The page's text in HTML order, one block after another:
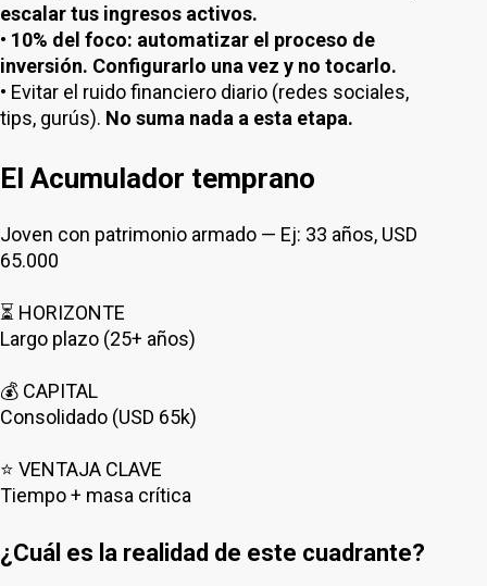
escalar tus ingresos activos.
• 10% del foco: automatizar el proceso de
inversión. Configurarlo una vez y no tocarlo.
• Evitar el ruido financiero diario (redes sociales,
tips, gurús). No suma nada a esta etapa.
El Acumulador temprano
Joven con patrimonio armado — Ej: 33 años, USD
65.000
⏳ HORIZONTE
Largo plazo (25+ años)
💰 CAPITAL
Consolidado (USD 65k)
⭐ VENTAJA CLAVE
Tiempo + masa crítica
¿Cuál es la realidad de este cuadrante?